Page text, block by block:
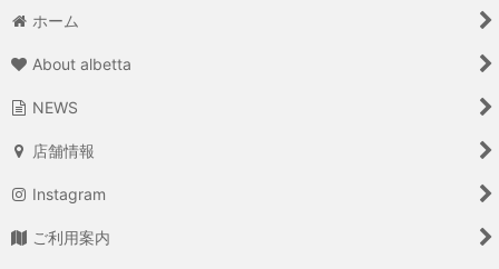
ホーム
About albetta
NEWS
店舗情報
Instagram
ご利用案内